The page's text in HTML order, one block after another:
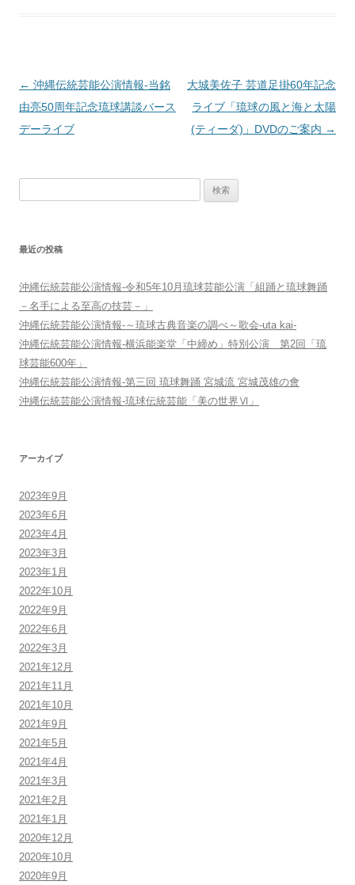
投
稿
ナ
← 沖縄伝統芸能公演情報‐当銘
由亮50周年記念琉球講談バース
デーライブ
大城美佐子 芸道足掛60年記念
ライブ「琉球の風と海と太陽
(ティーダ)」DVDのご案内 →
最近の投稿
沖縄伝統芸能公演情報-令和5年10月琉球芸能公演「組踊と琉球舞踊
－名手による至高の技芸－」
沖縄伝統芸能公演情報-～琉球古典音楽の調べ～歌会-uta kai-
沖縄伝統芸能公演情報-横浜能楽堂「中締め」特別公演 第2回「琉
球芸能600年」
沖縄伝統芸能公演情報-第三回 琉球舞踊 宮城流 宮城茂雄の會
沖縄伝統芸能公演情報-琉球伝統芸能「美の世界Ⅵ」
アーカイブ
2023年9月
2023年6月
2023年4月
2023年3月
2023年1月
2022年10月
2022年9月
2022年6月
2022年3月
2021年12月
2021年11月
2021年10月
2021年9月
2021年5月
2021年4月
2021年3月
2021年2月
2021年1月
2020年12月
2020年10月
2020年9月